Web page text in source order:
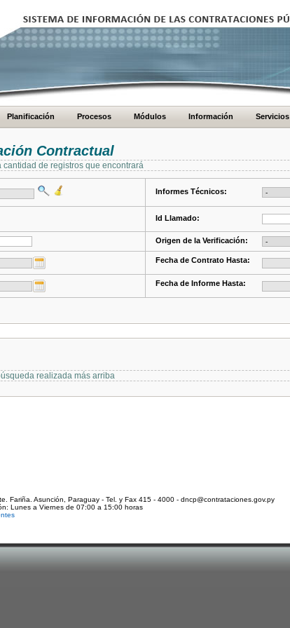
Planificación Procesos Módulos Información Servicios
Contractual
de registros que encontrará
Informes Técnicos:
Id Llamado:
Origen de la Verificación:
Fecha de Contrato Hasta:
Fecha de Informe Hasta:
realizada más arriba
Fariña. Asunción, Paraguay - Tel. y Fax 415 - 4000 - dncp@contrataciones.gov.py
Lunes a Viernes de 07:00 a 15:00 horas